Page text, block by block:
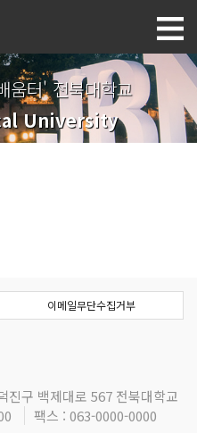
움터' 전북대학교
University
이메일무단수집거부
진구 백제대로 567 전북대학교
팩스 : 063-0000-0000